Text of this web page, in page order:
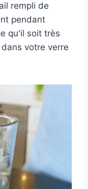
rempli de
pendant
qu'il soit très
votre verre